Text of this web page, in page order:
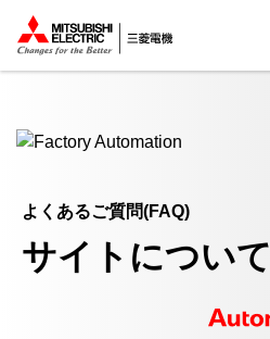
ここから本文
よくあるご質問(FAQ)
サイトについて